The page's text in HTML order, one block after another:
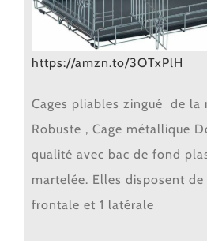
https://amzn.to/3OTxPlH
Cages pliables zingué de la
Robuste , Cage métallique
qualité avec bac de fond
martelée. Elles disposent de
frontale et 1 latérale